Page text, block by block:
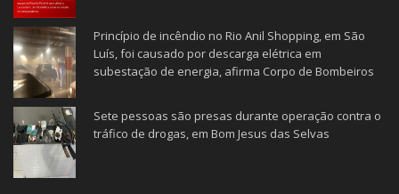
Princípio de incêndio no Rio Anil Shopping, em São
Luís, foi causado por descarga elétrica em
subestação de energia, afirma Corpo de Bombeiros
Sete pessoas são presas durante operação contra o
tráfico de drogas, em Bom Jesus das Selvas